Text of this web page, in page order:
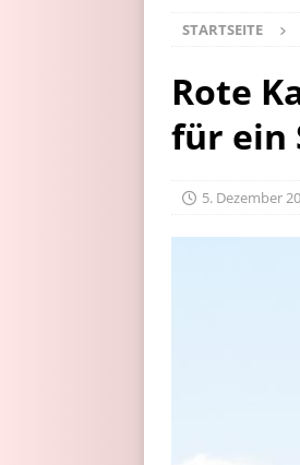
STARTSEITE
Rote
für ein
5. Dezember